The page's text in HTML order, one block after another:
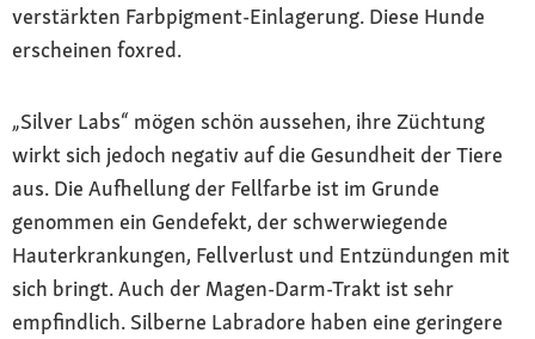
verstärkten Farbpigment-Einlagerung. Diese Hunde
erscheinen foxred.
„Silver Labs“ mögen schön aussehen, ihre Züchtung
wirkt sich jedoch negativ auf die Gesundheit der Tiere
aus. Die Aufhellung der Fellfarbe ist im Grunde
genommen ein Gendefekt, der schwerwiegende
Hauterkrankungen, Fellverlust und Entzündungen mit
sich bringt. Auch der Magen-Darm-Trakt ist sehr
empfindlich. Silberne Labradore haben eine geringere